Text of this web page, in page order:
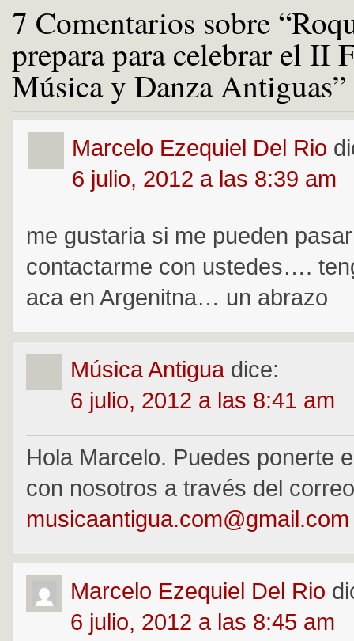
7 Comentarios sobre
prepara para celebrar el II
Música y Danza Antiguas”
Marcelo Ezequiel Del Rio
6 julio, 2012 a las 8:39 am
me gustaria si me pueden
contactarme con ustedes….
aca en Argenitna… un abrazo
Música Antigua dice:
6 julio, 2012 a las 8:41 am
Hola Marcelo. Puedes ponerte
con nosotros a través del correo
musicaantigua.com@gmail.com
Marcelo Ezequiel Del Rio
6 julio, 2012 a las 8:45 am